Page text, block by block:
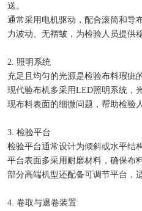
送。
通常采用电机驱动，配合滚筒和导
力波动、无褶皱，为检验人员提供
2. 照明系统
充足且均匀的光源是检验布料瑕疵
现代验布机多采用LED照明系统，
现布料表面的细微问题，帮助检验
3. 检验平台
检验平台通常设计为倾斜或水平结
平台表面多采用耐磨材料，确保布
部分高端机型还配备可调节平台，
4. 卷取与退卷装置